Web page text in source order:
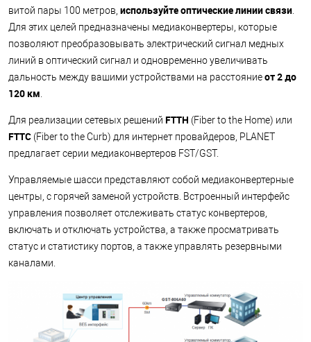
витой пары 100 метров, используйте оптические линии связи
Для этих целей предназначены медиаконвертеры, которые
позволяют преобразовывать электрический сигнал медных
линий в оптический сигнал и одновременно увеличивать
дальность между вашими устройствами на расстояниеот 2 до
120 км
Для реализации сетевых решений FTTH (Fiber to the Home) или
FTTC (Fiber to the Curb) для интернет провайдеров, PLANET
предлагает серии медиаконвертеров FST/GST.
Управляемые шасси представляют собой медиаконвертерные
центры, с горячей заменой устройств. Встроенный интерфейс
управления позволяет отслеживать статус конвертеров,
включать и отключать устройства, а также просматривать
статус и статистику портов, а также управлять резервными
каналами.